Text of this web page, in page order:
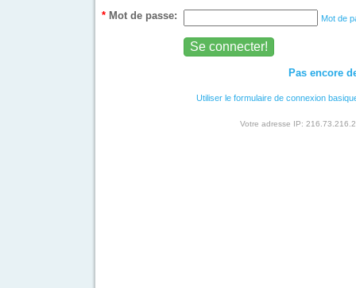
* Mot de passe: Mot de
Pas encore
Utiliser le formulaire de connexion
Votre adresse IP: